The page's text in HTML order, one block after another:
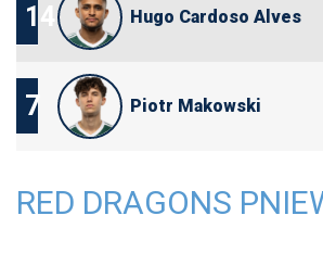
14 Hugo Cardoso Alves
7 Piotr Makowski
RED DRAGONS